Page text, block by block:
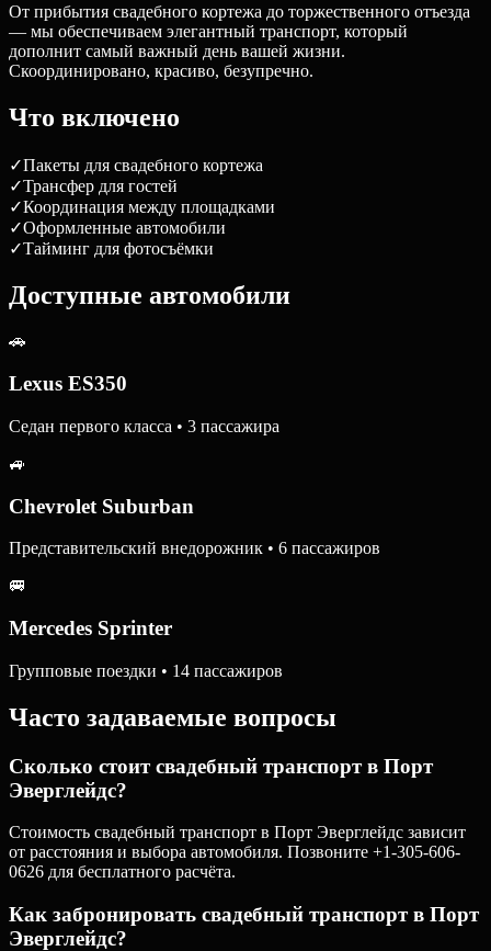
От прибытия свадебного кортежа до торжественного отъезда
— мы обеспечиваем элегантный транспорт, который
дополнит самый важный день вашей жизни.
Скоординировано, красиво, безупречно.
Что включено
✓Пакеты для свадебного кортежа
✓Трансфер для гостей
✓Координация между площадками
✓Оформленные автомобили
✓Тайминг для фотосъёмки
Доступные автомобили
🚗
Lexus ES350
Седан первого класса • 3 пассажира
🚙
Chevrolet Suburban
Представительский внедорожник • 6 пассажиров
🚐
Mercedes Sprinter
Групповые поездки • 14 пассажиров
Часто задаваемые вопросы
Сколько стоит свадебный транспорт в Порт
Эверглейдс?
Стоимость свадебный транспорт в Порт Эверглейдс зависит
от расстояния и выбора автомобиля. Позвоните +1-305-606-
0626 для бесплатного расчёта.
Как забронировать свадебный транспорт в Порт
Эверглейдс?